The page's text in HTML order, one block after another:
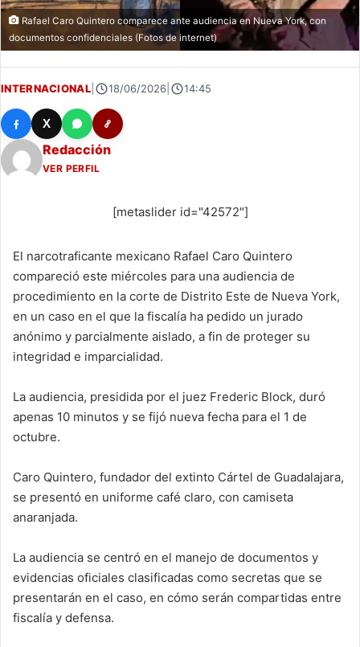
Rafael Caro Quintero comparece ante audiencia en Nueva York, con
documentos confidenciales (Fotos de internet)
INTERNACIONAL| 18/06/2026| 14:45
X
Redacción
VER PERFIL
[metaslider id="42572"]
El narcotraficante mexicano Rafael Caro Quintero
compareció este miércoles para una audiencia de
procedimiento en la corte de Distrito Este de Nueva York,
en un caso en el que la fiscalía ha pedido un jurado
anónimo y parcialmente aislado, a fin de proteger su
integridad e imparcialidad.
La audiencia, presidida por el juez Frederic Block, duró
apenas 10 minutos y se fijó nueva fecha para el 1 de
octubre.
Caro Quintero, fundador del extinto Cártel de Guadalajara,
se presentó en uniforme café claro, con camiseta
anaranjada.
La audiencia se centró en el manejo de documentos y
evidencias oficiales clasificadas como secretas que se
presentarán en el caso, en cómo serán compartidas entre
fiscalía y defensa.